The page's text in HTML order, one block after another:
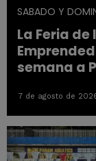
SABADO Y
La Feria
semana a
7 de agosto de